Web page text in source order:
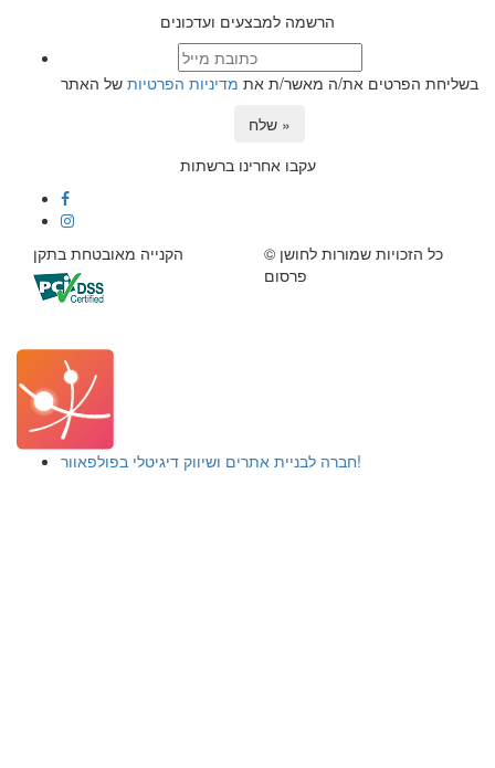
הרשמה למבצעים ועדכונים
בשליחת הפרטים את/ה מאשר/ת את מדיניות הפרטיות של האתר
שלח »
עקבו אחרינו ברשתות
© כל הזכויות שמורות לחושן
פרסום
הקנייה מאובטחת בתקן
חברה לבניית אתרים ושיווק דיגיטלי בפולפאוור!